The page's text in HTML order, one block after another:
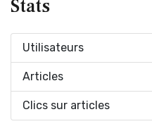
Stats
Utilisateurs
Articles
Clics sur articles